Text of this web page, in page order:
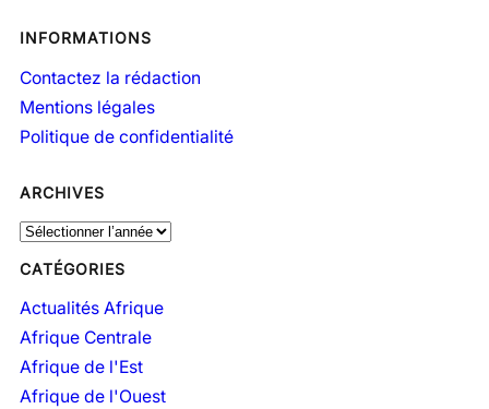
INFORMATIONS
Contactez la rédaction
Mentions légales
Politique de confidentialité
ARCHIVES
A
c
h
v
CATÉGORIES
Actualités Afrique
Afrique Centrale
Afrique de l'Est
Afrique de l'Ouest